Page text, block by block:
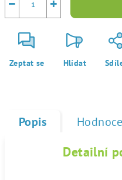
+
−
Zeptat se Hlídat
Popis
Detailní